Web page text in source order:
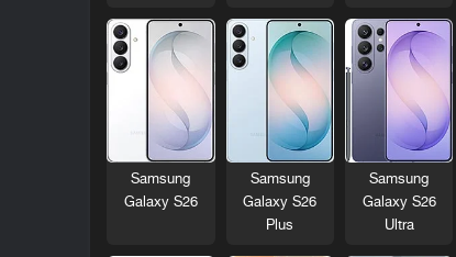
Samsung
Galaxy S26
Ultra
Samsung
Galaxy S26
Plus
Samsung
Galaxy S26